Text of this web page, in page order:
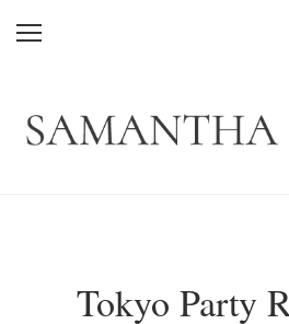
Tokyo Party